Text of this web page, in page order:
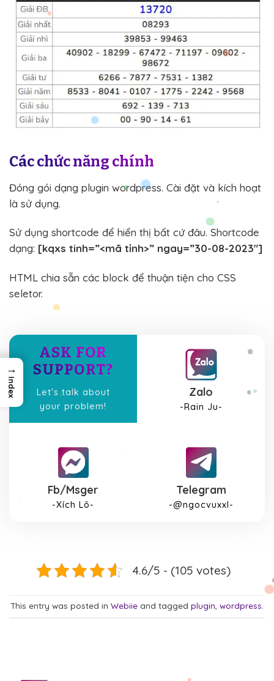
Các chức năng chính
Đóng gói dạng plugin wordpress. Cài đặt và kích hoạt
là sử dụng.
Sử dụng shortcode để hiển thị bất cứ đâu. Shortcode
dạng: [kqxs tinh=”<mã tỉnh>” ngay=”30-08-2023″]
HTML chia sẵn các block để thuận tiện cho CSS
seletor.
ASK FOR
SUPPORT?
Let's talk about
your problem!
Zalo
-Rain Ju-
Fb/Msger
-Xích Lô-
Telegram
-@ngocvuxxl-
4.6/5 - (105 votes)
This entry was posted in Webiie and tagged plugin, wordpress.
→
Index